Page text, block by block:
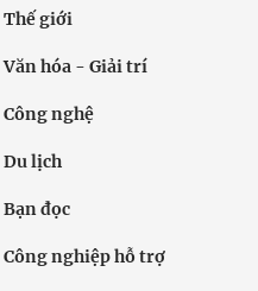
Thế giới
Văn hóa - Giải trí
Công nghệ
Du lịch
Bạn đọc
Công nghiệp hỗ trợ